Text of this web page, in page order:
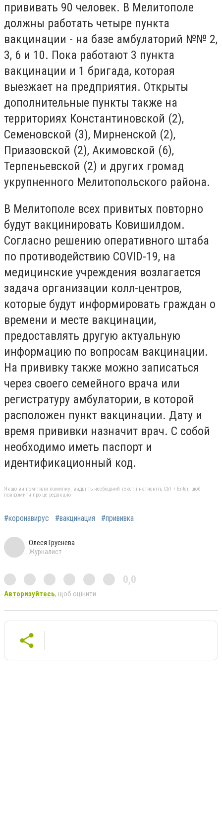
прививать 90 человек. В Мелитополе
должны работать четыре пункта
вакцинации - на базе амбулаторий №№ 2,
3, 6 и 10. Пока работают 3 пункта
вакцинации и 1 бригада, которая
выезжает на предприятия. Открыты
дополнительные пункты также на
территориях Константиновской (2),
Семеновской (3), Мирненской (2),
Приазовской (2), Акимовской (6),
Терпеньевской (2) и других громад
укрупненного Мелитопольского района.
В Мелитополе всех привитых повторно
будут вакцинировать Ковишилдом.
Согласно решению оперативного штаба
по противодействию COVID-19, на
медицинские учреждения возлагается
задача организации колл-центров,
которые будут информировать граждан о
времени и месте вакцинации,
предоставлять другую актуальную
информацию по вопросам вакцинации.
На прививку также можно записаться
через своего семейного врача или
регистратуру амбулатории, в которой
расположен пункт вакцинации. Дату и
время прививки назначит врач. С собой
необходимо иметь паспорт и
идентификационный код.
Якщо ви помітили помилку, виділіть необхідний текст і натисніть Ctrl + Enter, щоб
повідомити про це редакцію
#коронавирус #вакцинация #прививка
Олеся Груснёва
Журналист
0,0
Авторизуйтесь, щоб оцінити